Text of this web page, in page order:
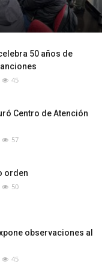
50 años de
45
Centro de Atención
57
orden
50
observaciones al
45